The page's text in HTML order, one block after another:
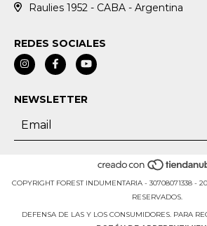
Raulies 1952 - CABA - Argentina
REDES SOCIALES
NEWSLETTER
COPYRIGHT FOREST INDUMENTARIA - 30708071338 -
RESERVADOS.
DEFENSA DE LAS Y LOS CONSUMIDORES. PARA